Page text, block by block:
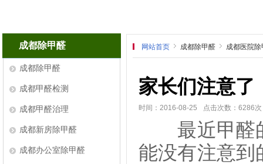
成都除甲醛
成都除甲醛
成都甲醛检测
成都甲醛治理
成都新房除甲醛
成都办公室除甲醛
网站首页 成都除甲醛 成都医院除
家长们注意了
时间：2016-08-25 点击次数：6286次
最近甲醛的
能没有注意到